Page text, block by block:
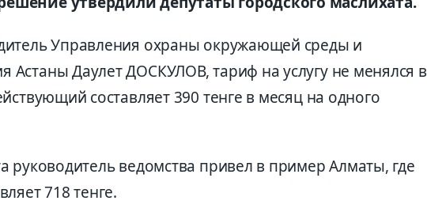
Управления охраны окружающей среды и
Астаны Даулет ДОСКУЛОВ, тариф на услугу не менялся в
составляет 390 тенге в месяц на одного
руководитель ведомства привел в пример Алматы, где
718 тенге.